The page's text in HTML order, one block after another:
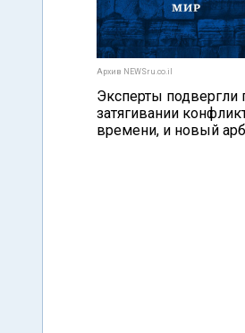
Архив NEWSru.co.il
Эксперты
затягивании
времени, и новый